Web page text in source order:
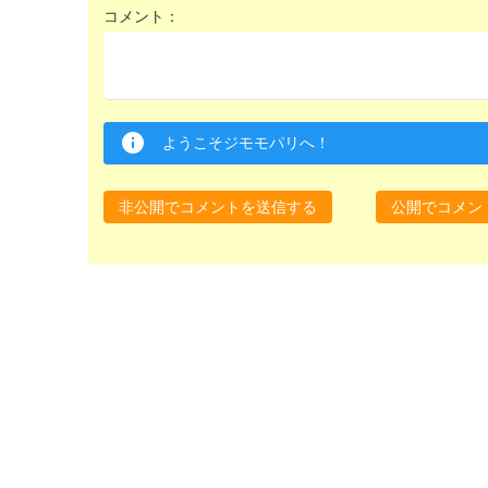
コメント：
ようこそジモモパリへ！
非公開でコメントを送信する 公開でコメン